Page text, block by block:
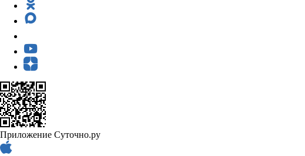
Приложение Суточно.ру